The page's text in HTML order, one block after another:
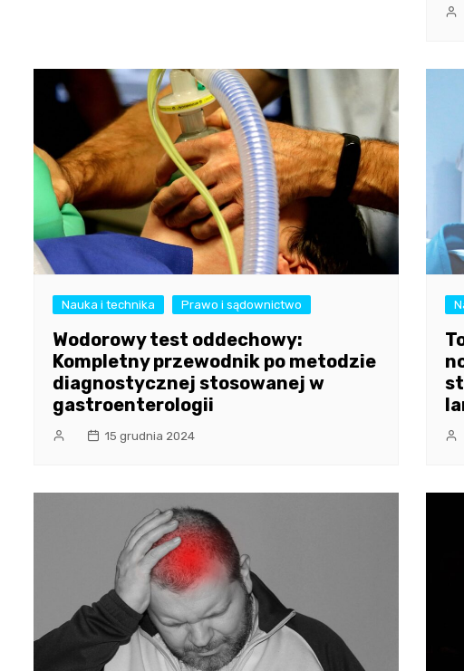
Nauka i technika Prawo i sądownictwo
Wodorowy test oddechowy:
Kompletny przewodnik po metodzie
diagnostycznej stosowanej w
gastroenterologii
15 grudnia 2024